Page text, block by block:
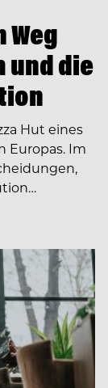
Weg
und die
Hut eines
Europas. Im